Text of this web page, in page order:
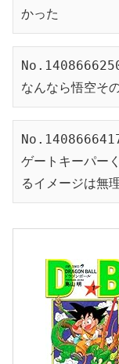
かった
なんなら悟空そ
ゲートキーパー
るイメージは無